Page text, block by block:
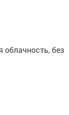
облачность, без